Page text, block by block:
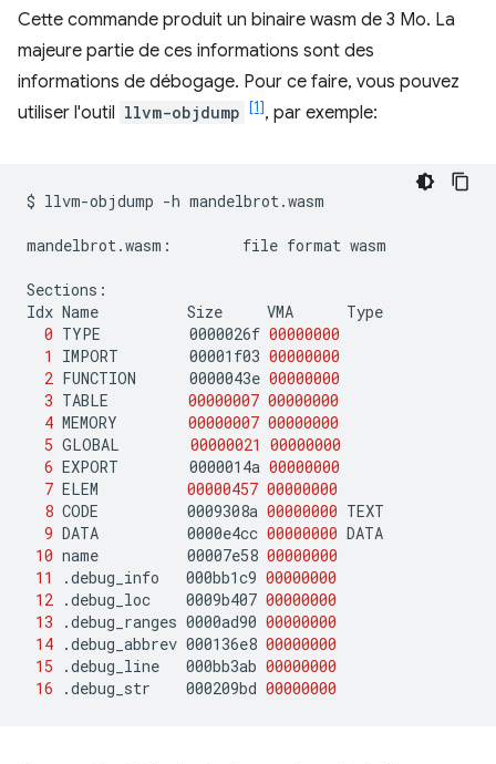
Cette commande produit un binaire wasm de 3 Mo. La
majeure partie de ces informations sont des
informations de débogage. Pour ce faire, vous pouvez
utiliser l'outil llvm-objdump [1], par exemple:
$ llvm-objdump -h mandelbrot.wasm
mandelbrot.wasm: file format wasm
Sections:
Idx Name Size VMA
0 TYPE 0000026f 00000000
1
IMPORT 00001f03 00000000
2 FUNCTION 0000043e 00000000
3 TABLE 00000007 00000000
4 MEMORY 00000007 00000000
5 GLOBAL 00000021 00000000
6 EXPORT 0000014a 00000000
7 ELEM 00000457 00000000
8 CODE 0009308a 00000000
9 DATA 0000e4cc 00000000
10 name 00007e58 00000000
11
.debug_info 000bb1c9 00000000
12 .debug_loc 0009b407 00000000
13
.debug_ranges 0000ad90 00000000
14 .debug_abbrev 000136e8 00000000
15
.debug_line 000bb3ab 00000000
16
.debug_str 000209bd 00000000